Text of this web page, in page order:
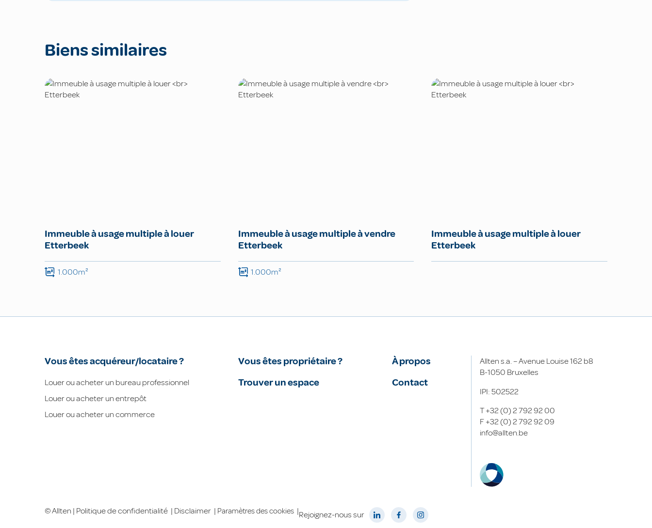
Biens similaires
Immeuble à usage multiple à louer
Etterbeek
1.000m²
Immeuble à usage multiple à vendre
Etterbeek
1.000m²
Immeuble à usage multiple à louer
Etterbeek
Vous êtes acquéreur/locataire ?
Louer ou acheter un bureau professionnel
Louer ou acheter un entrepôt
Louer ou acheter un commerce
Vous êtes propriétaire ?
Trouver un espace
À propos
Contact
Allten s.a. – Avenue Louise 162 b8
B-1050 Bruxelles
IPI: 502522
T+32 (0) 2 792 92 00
F+32 (0) 2 792 92 09
info@allten.be
© Allten | Politique de confidentialité | Disclaimer | Paramètres des cookies |Rejoignez-nous sur